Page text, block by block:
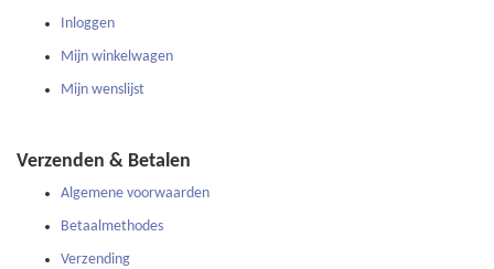
Inloggen
Mijn winkelwagen
Mijn wenslijst
Verzenden & Betalen
Algemene voorwaarden
Betaalmethodes
Verzending